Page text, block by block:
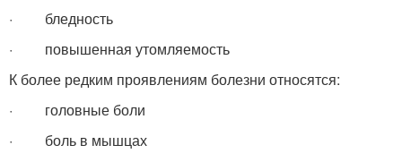
· бледность
· повышенная утомляемость
К более редким проявлениям болезни относятся:
· головные боли
· боль в мышцах